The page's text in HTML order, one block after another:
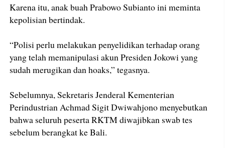
Karena itu, anak buah Prabowo Subianto ini meminta
kepolisian bertindak.
“Polisi perlu melakukan penyelidikan terhadap orang
yang telah memanipulasi akun Presiden Jokowi yang
sudah merugikan dan hoaks,” tegasnya.
Sebelumnya, Sekretaris Jenderal Kementerian
Perindustrian Achmad Sigit Dwiwahjono menyebutkan
bahwa seluruh peserta RKTM diwajibkan swab tes
sebelum berangkat ke Bali.